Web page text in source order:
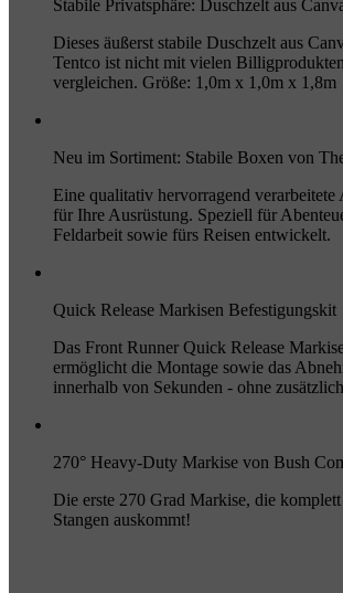
Stabile Privatsphäre: Duschzelt aus
Dieses äußerst stabile Duschzelt aus
Tentco ist nicht mit vielen
vergleichen. Größe: 1,0m x 1,0m x 1,8m
Neu im Sortiment: Stabile Boxen von
Eine qualitativ hervorragend
für Ihre Ausrüstung. Speziell für
Feldarbeit sowie fürs Reisen entwickelt.
Quick Release Markisen Befestigungskit
Das Front Runner Quick Release
ermöglicht die Montage sowie das
innerhalb von Sekunden - ohne
270° Heavy-Duty Markise von Bush
Die erste 270 Grad Markise, die
Stangen auskommt!